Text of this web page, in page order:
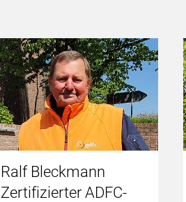
Ralf Bleckmann
Zertifizierter ADFC-